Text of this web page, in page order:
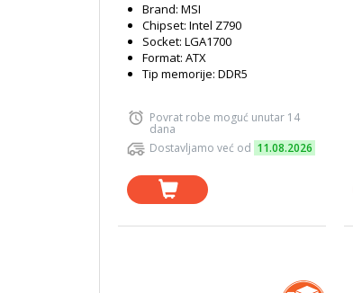
Brand: MSI
Chipset: Intel Z790
Socket: LGA1700
Format: ATX
Tip memorije: DDR5
Povrat robe moguć unutar 14
dana
Dostavljamo već od 11.08.2026